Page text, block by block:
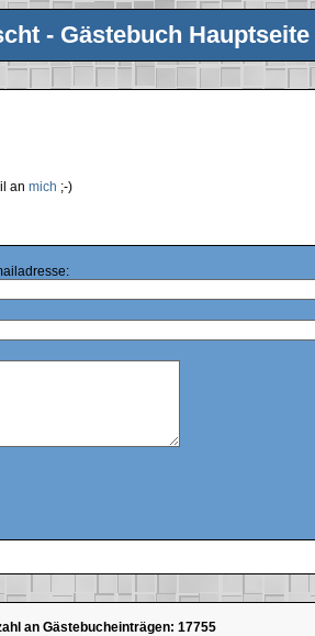
- Gästebuch Hauptseite
an mich ;-)
an Gästebucheinträgen: 17755